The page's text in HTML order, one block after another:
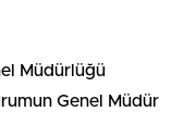
Müdürlüğü
Genel Müdür